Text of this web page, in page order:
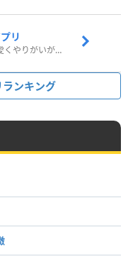
リ
ペットを育ってポイ活しよう！可愛くやりがいがある新感覚アプリ
ンキング